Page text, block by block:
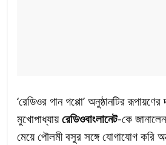
‘রেডিওর গান গপ্পো’ অনুষ্ঠানটির রূপায়ণের
মুখোপাধ্যায়রেডিওবাংলানেট-কে
মেয়ে পৌলমী বসুর সঙ্গে যোগাযোগ করি